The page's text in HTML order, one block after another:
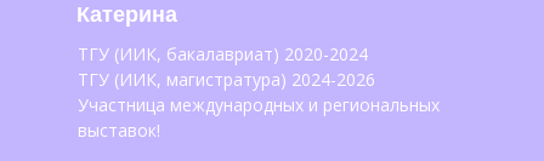
ТГУ (ИИК, бакалавриат) 2020-2024
ТГУ (ИИК, магистратура) 2024-2026
Участница международных и региональных
выставок!
Катерина